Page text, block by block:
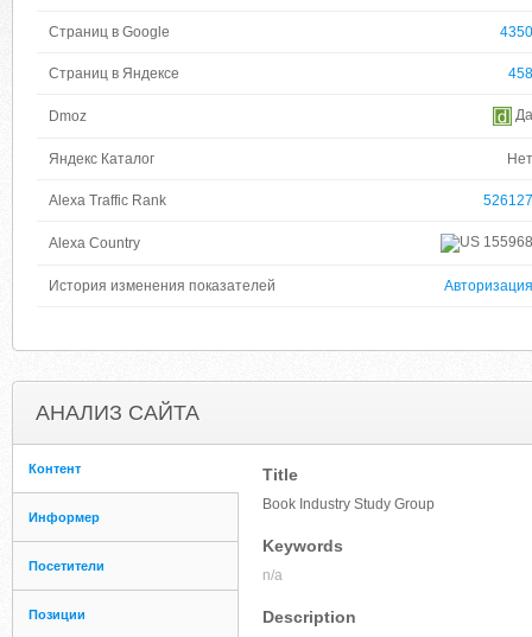
Страниц в Google 4350
Страниц в Яндексе 458
Dmoz Да
Яндекс Каталог Нет
Alexa Traffic Rank 526127
Alexa Country 155968
История изменения показателей Авторизация
АНАЛИЗ САЙТА
Контент
Информер
Посетители
Позиции
Title
Book Industry Study Group
Keywords
n/a
Description